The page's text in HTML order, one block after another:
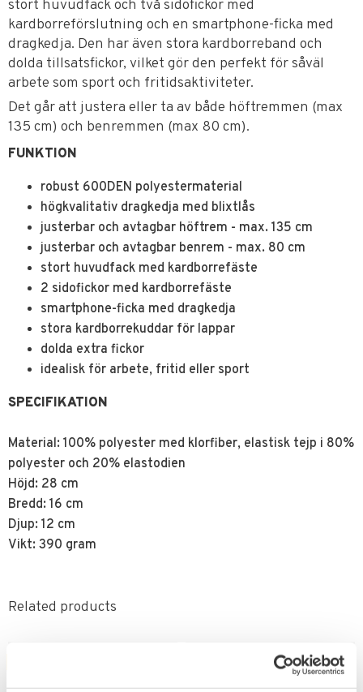
stort huvudfack och två sidofickor med
kardborreförslutning och en smartphone-ficka med
dragkedja. Den har även stora kardborreband och
dolda tillsatsfickor, vilket gör den perfekt för såväl
arbete som sport och fritidsaktiviteter.
Det går att justera eller ta av både höftremmen (max
135 cm) och benremmen (max 80 cm).
FUNKTION
robust 600DEN polyestermaterial
högkvalitativ dragkedja med blixtlås
justerbar och avtagbar höftrem - max. 135 cm
justerbar och avtagbar benrem - max. 80 cm
stort huvudfack med kardborrefäste
2 sidofickor med kardborrefäste
smartphone-ficka med dragkedja
stora kardborrekuddar för lappar
dolda extra fickor
idealisk för arbete, fritid eller sport
SPECIFIKATION
Material: 100% polyester med klorfiber, elastisk tejp i 80%
polyester och 20% elastodien
Höjd: 28 cm
Bredd: 16 cm
Djup: 12 cm
Vikt: 390 gram
Related products